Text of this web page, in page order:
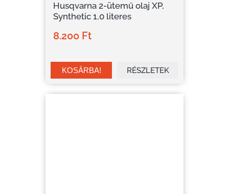
Husqvarna 2-ütemű olaj XP,
Synthetic 1,0 literes
8.200 Ft
RÉSZLETEK